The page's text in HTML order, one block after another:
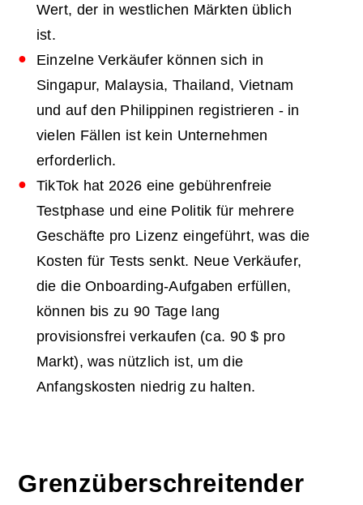
Wert, der in westlichen Märkten üblich
ist.
Einzelne Verkäufer können sich in
Singapur, Malaysia, Thailand, Vietnam
und auf den Philippinen registrieren - in
vielen Fällen ist kein Unternehmen
erforderlich.
TikTok hat 2026 eine gebührenfreie
Testphase und eine Politik für mehrere
Geschäfte pro Lizenz eingeführt, was die
Kosten für Tests senkt. Neue Verkäufer,
die die Onboarding-Aufgaben erfüllen,
können bis zu 90 Tage lang
provisionsfrei verkaufen (ca. 90 $ pro
Markt), was nützlich ist, um die
Anfangskosten niedrig zu halten.
Grenzüberschreitender